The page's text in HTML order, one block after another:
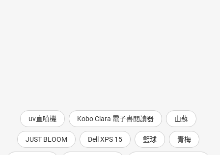
uv直噴機 Kobo Clara 電子書閱讀器 山蘇
JUST BLOOM Dell XPS 15 籃球 青梅